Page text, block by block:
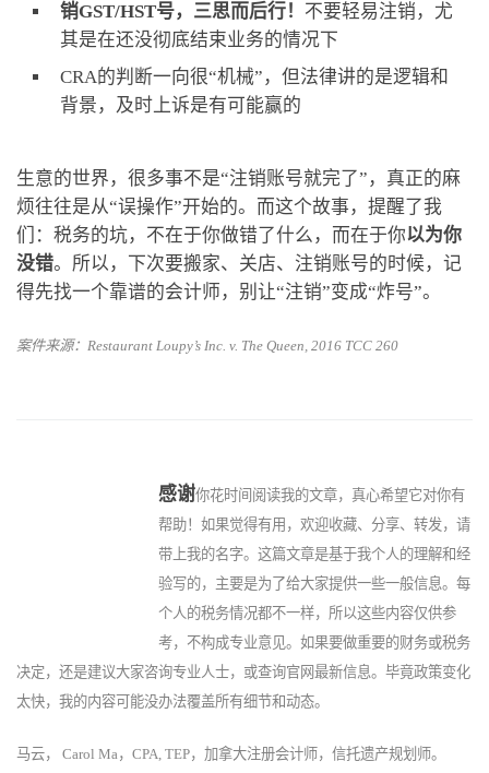
销GST/HST号，三思而后行！ 不要轻易注销，尤
其是在还没彻底结束业务的情况下
CRA的判断一向很“机械”，但法律讲的是逻辑和
背景，及时上诉是有可能赢的
生意的世界，很多事不是“注销账号就完了”，真正的麻
烦往往是从“误操作”开始的。而这个故事，提醒了我
们：税务的坑，不在于你做错了什么，而在于你以为你
没错。所以，下次要搬家、关店、注销账号的时候，记
得先找一个靠谱的会计师，别让“注销”变成“炸号”。
案件来源：Restaurant Loupy’s Inc. v. The Queen, 2016 TCC 260
感谢你花时间阅读我的文章，真心希望它对你有
帮助！如果觉得有用，欢迎收藏、分享、转发，请
带上我的名字。这篇文章是基于我个人的理解和经
验写的，主要是为了给大家提供一些一般信息。每
个人的税务情况都不一样，所以这些内容仅供参
考，不构成专业意见。如果要做重要的财务或税务
决定，还是建议大家咨询专业人士，或查询官网最新信息。毕竟政策变化
太快，我的内容可能没办法覆盖所有细节和动态。
马云， Carol Ma，CPA, TEP，加拿大注册会计师，信托遗产规划师。